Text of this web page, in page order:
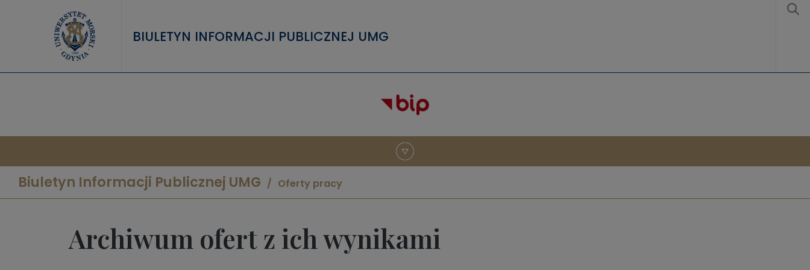
BIULETYN INFORMACJI PUBLICZNEJ UMG
Biuletyn Informacji Publicznej UMG Oferty pracy
Archiwum ofert z ich wynikami